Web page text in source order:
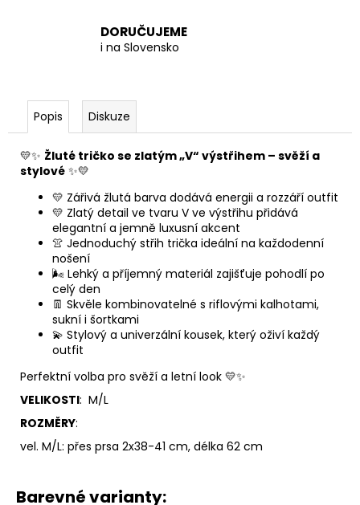
DORUČUJEME
i na Slovensko
Popis Diskuze
💛✨ Žluté tričko se zlatým „V“ výstřihem – svěží a
stylové ✨💛
💛 Zářivá žlutá barva dodává energii a rozzáří outfit
💛 Zlatý detail ve tvaru V ve výstřihu přidává
elegantní a jemně luxusní akcent
👚 Jednoduchý střih trička ideální na každodenní
nošení
🌬️ Lehký a příjemný materiál zajišťuje pohodlí po
celý den
👖 Skvěle kombinovatelné s riflovými kalhotami,
sukní i šortkami
💫 Stylový a univerzální kousek, který oživí každý
outfit
Perfektní volba pro svěží a letní look 💛✨
VELIKOSTI: M/L
ROZMĚRY:
vel. M/L: přes prsa 2x38-41 cm, délka 62 cm
Barevné varianty: